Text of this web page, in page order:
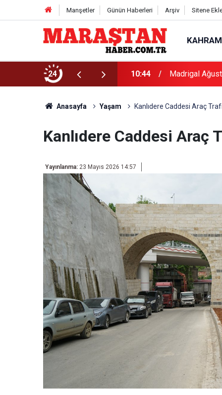
Manşetler Günün Haberleri Arşiv Sitene
24 10:44
Anasayfa Yaşam Kanlıdere Caddesi Araç
Kanlıdere Caddesi Araç
Yayınlanma: 23 Mayıs 2026 14:57